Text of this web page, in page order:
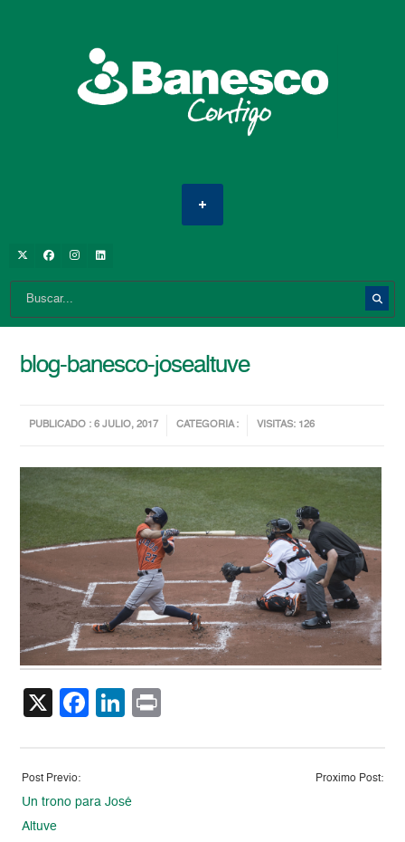
blog-banesco-josealtuve
PUBLICADO : 6 JULIO, 2017 CATEGORIA : VISITAS: 126
X Facebook
LinkedIn
Post Previo:
Un trono para José
Altuve
Proximo Post: